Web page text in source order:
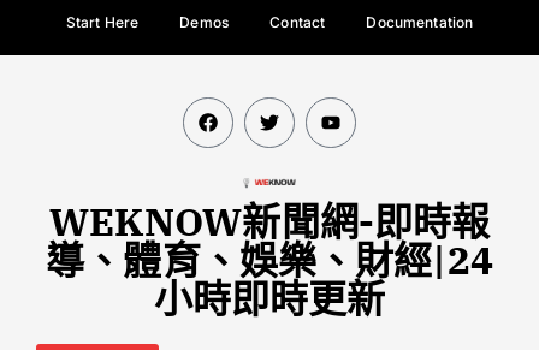
Start Here Demos Contact Documentation
WEKNOW新聞網-即時報
導、體育、娛樂、財經|24
小時即時更新